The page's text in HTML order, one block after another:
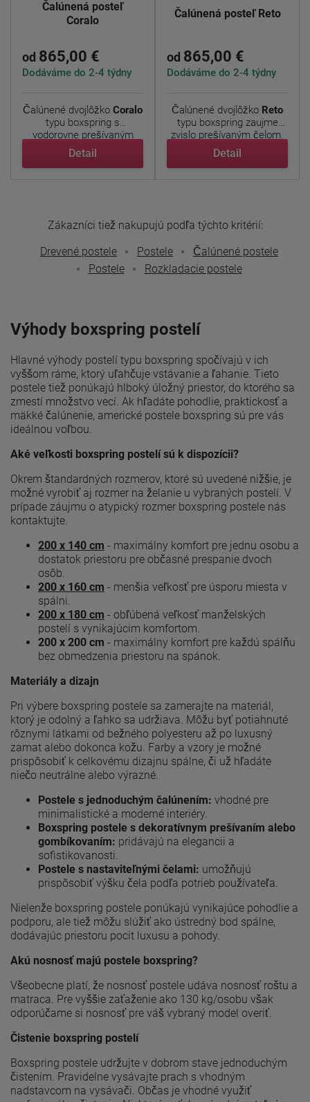
Čalúnená posteľ
Coralo
od 865,00 €
Dodáváme do 2-4 týdny
Čalúnené dvojlôžko Coralo
typu boxspring s
vodorovne prešívaným
čelom. ...
Detail
Čalúnená posteľ Reto
od 865,00 €
Dodáváme do 2-4 týdny
Čalúnené dvojlôžko Reto
typu boxspring zaujme
zvislo prešívaným čelom.
...
Detail
Zákazníci tiež nakupujú podľa týchto kritérií:
Drevené postele
Postele
Čalúnené postele
Postele
Rozkladacie postele
Výhody boxspring postelí
Hlavné výhody postelí typu boxspring spočívajú v ich
vyššom ráme, ktorý uľahčuje vstávanie a ľahanie. Tieto
postele tiež ponúkajú hlboký úložný priestor, do ktorého sa
zmestí množstvo vecí. Ak hľadáte pohodlie, praktickosť a
mäkké čalúnenie, americké postele boxspring sú pre vás
ideálnou voľbou.
Aké veľkosti boxspring postelí sú k dispozícii?
Okrem štandardných rozmerov, ktoré sú uvedené nižšie, je
možné vyrobiť aj rozmer na želanie u vybraných postelí. V
prípade záujmu o atypický rozmer boxspring postele nás
kontaktujte.
200 x 140 cm - maximálny komfort pre jednu osobu a
dostatok priestoru pre občasné prespanie dvoch
osôb.
200 x 160 cm - menšia veľkosť pre úsporu miesta v
spálni.
200 x 180 cm - obľúbená veľkosť manželských
postelí s vynikajúcim komfortom.
200 x 200 cm - maximálny komfort pre každú spálňu
bez obmedzenia priestoru na spánok.
Materiály a dizajn
Pri výbere boxspring postele sa zamerajte na materiál,
ktorý je odolný a ľahko sa udržiava. Môžu byť potiahnuté
rôznymi látkami od bežného polyesteru až po luxusný
zamat alebo dokonca kožu. Farby a vzory je možné
prispôsobiť k celkovému dizajnu spálne, či už hľadáte
niečo neutrálne alebo výrazné.
Postele s jednoduchým čalúnením: vhodné pre
minimalistické a moderné interiéry.
Boxspring postele s dekoratívnym prešívaním alebo
gombíkovaním: pridávajú na elegancii a
sofistikovanosti.
Postele s nastaviteľnými čelami: umožňujú
prispôsobiť výšku čela podľa potrieb používateľa.
Nielenže boxspring postele ponúkajú vynikajúce pohodlie a
podporu, ale tiež môžu slúžiť ako ústredný bod spálne,
dodávajúc priestoru pocit luxusu a pohody.
Akú nosnosť majú postele boxspring?
Všeobecne platí, že nosnosť postele udáva nosnosť roštu a
matraca. Pre vyššie zaťaženie ako 130 kg/osobu však
odporúčame si nosnosť pre váš vybraný model overiť.
Čistenie boxspring postelí
Boxspring postele udržujte v dobrom stave jednoduchým
čistením. Pravidelne vysávajte prach s vhodným
nadstavcom na vysávači. Občas je vhodné využiť